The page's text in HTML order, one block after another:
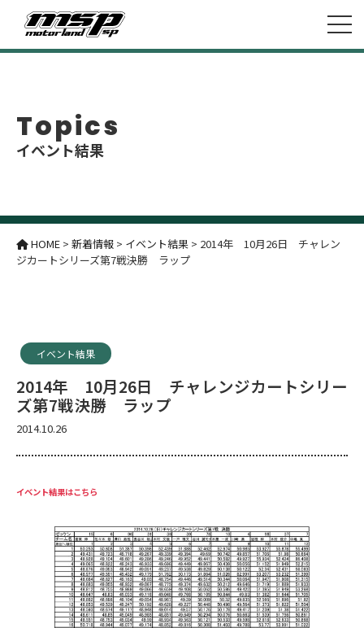
Topics
イベント結果
HOME > 新着情報 > イベント結果 > 2014年 10月26日 チャレン
ジカートシリーズ第7戦決勝 ラップ
イベント結果
2014年 10月26日 チャレンジカートシリー
ズ第7戦決勝 ラップ
2014.10.26
イベント結果はこちら